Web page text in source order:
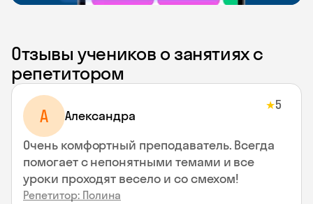
Отзывы учеников о занятиях с
репетитором
A Aлександра
★5
Очень комфортный преподаватель. Всегда
помогает с непонятными темами и все
уроки проходят весело и со смехом!
Репетитор: Полина